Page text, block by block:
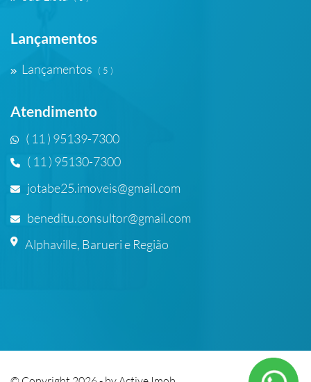
Lançamentos
Lançamentos ( 5 )
Atendimento
( 11 ) 95139-7300
( 11 ) 95130-7300
jotabe25.imoveis@gmail.com
beneditu.consultor@gmail.com
Alphaville, Barueri e Região